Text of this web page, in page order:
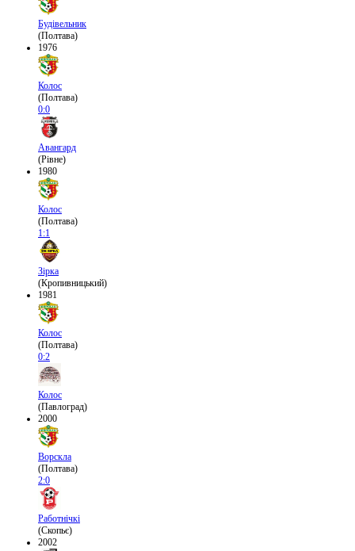
Будівельник
(Полтава)
1976
Колос
(Полтава)
0:0
Авангард
(Рівне)
1980
Колос
(Полтава)
1:1
Зірка
(Кропивницький)
1981
Колос
(Полтава)
0:2
Колос
(Павлоград)
2000
Ворскла
(Полтава)
2:0
Работнічкі
(Скопьє)
2002